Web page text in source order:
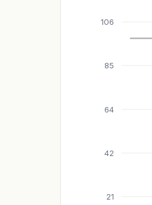
21
42
64
85
106